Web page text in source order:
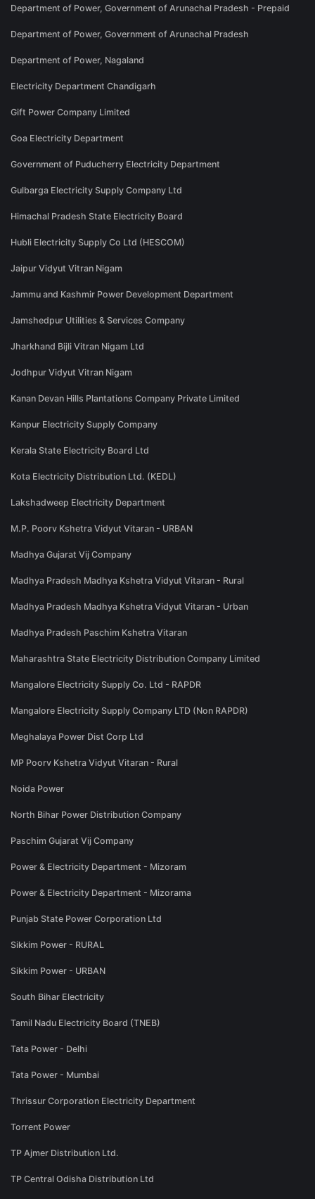
Department of Power, Government of Arunachal Pradesh - Prepaid
Department of Power, Government of Arunachal Pradesh
Department of Power, Nagaland
Electricity Department Chandigarh
Gift Power Company Limited
Goa Electricity Department
Government of Puducherry Electricity Department
Gulbarga Electricity Supply Company Ltd
Himachal Pradesh State Electricity Board
Hubli Electricity Supply Co Ltd (HESCOM)
Jaipur Vidyut Vitran Nigam
Jammu and Kashmir Power Development Department
Jamshedpur Utilities & Services Company
Jharkhand Bijli Vitran Nigam Ltd
Jodhpur Vidyut Vitran Nigam
Kanan Devan Hills Plantations Company Private Limited
Kanpur Electricity Supply Company
Kerala State Electricity Board Ltd
Kota Electricity Distribution Ltd. (KEDL)
Lakshadweep Electricity Department
M.P. Poorv Kshetra Vidyut Vitaran - URBAN
Madhya Gujarat Vij Company
Madhya Pradesh Madhya Kshetra Vidyut Vitaran - Rural
Madhya Pradesh Madhya Kshetra Vidyut Vitaran - Urban
Madhya Pradesh Paschim Kshetra Vitaran
Maharashtra State Electricity Distribution Company Limited
Mangalore Electricity Supply Co. Ltd - RAPDR
Mangalore Electricity Supply Company LTD (Non RAPDR)
Meghalaya Power Dist Corp Ltd
MP Poorv Kshetra Vidyut Vitaran - Rural
Noida Power
North Bihar Power Distribution Company
Paschim Gujarat Vij Company
Power & Electricity Department - Mizoram
Power & Electricity Department - Mizorama
Punjab State Power Corporation Ltd
Sikkim Power - RURAL
Sikkim Power - URBAN
South Bihar Electricity
Tamil Nadu Electricity Board (TNEB)
Tata Power - Delhi
Tata Power - Mumbai
Thrissur Corporation Electricity Department
Torrent Power
TP Ajmer Distribution Ltd.
TP Central Odisha Distribution Ltd